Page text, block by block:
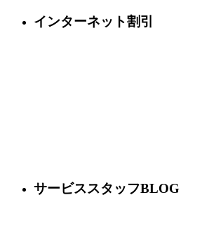
インターネット割引
サービススタッフBLOG